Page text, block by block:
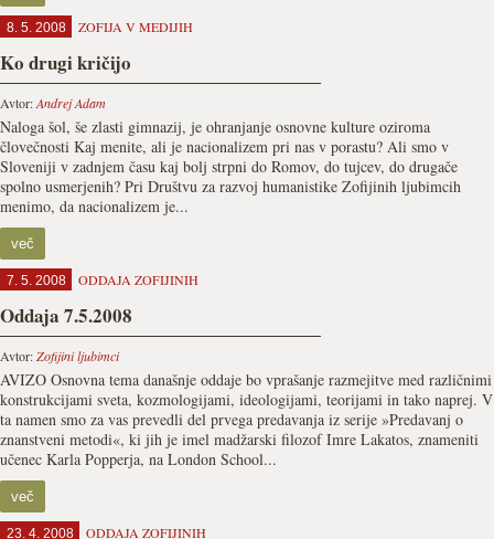
8. 5. 2008 ZOFIJA V MEDIJIH
Ko drugi kričijo
Avtor:Andrej Adam
Naloga šol, še zlasti gimnazij, je ohranjanje osnovne kulture oziroma
človečnosti Kaj menite, ali je nacionalizem pri nas v porastu? Ali smo v
Sloveniji v zadnjem času kaj bolj strpni do Romov, do tujcev, do drugače
spolno usmerjenih? Pri Društvu za razvoj humanistike Zofijinih ljubimcih
menimo, da nacionalizem je...
več
7. 5. 2008 ODDAJA ZOFIJINIH
Oddaja 7.5.2008
Avtor:Zofijini ljubimci
AVIZO Osnovna tema današnje oddaje bo vprašanje razmejitve med različnimi
konstrukcijami sveta, kozmologijami, ideologijami, teorijami in tako naprej. V
ta namen smo za vas prevedli del prvega predavanja iz serije »Predavanj o
znanstveni metodi«, ki jih je imel madžarski filozof Imre Lakatos, znameniti
učenec Karla Popperja, na London School...
več
23. 4. 2008 ODDAJA ZOFIJINIH